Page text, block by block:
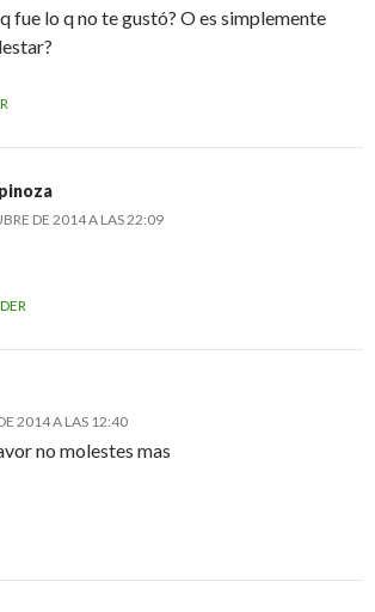
fue lo q no te gustó? O es simplemente
DE 2014 A LAS 22:09
2014 A LAS 12:40
no molestes mas